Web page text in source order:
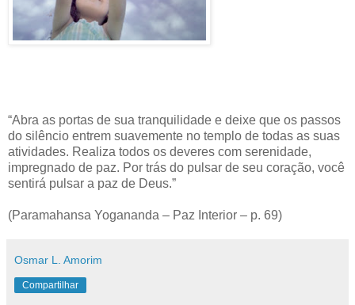
“Abra as portas de sua tranquilidade e deixe que os passos
do silêncio entrem suavemente no templo de todas as suas
atividades. Realiza todos os deveres com serenidade,
impregnado de paz. Por trás do pulsar de seu coração, você
sentirá pulsar a paz de Deus.”
(Paramahansa Yogananda – Paz Interior – p. 69)
Osmar L. Amorim
Compartilhar